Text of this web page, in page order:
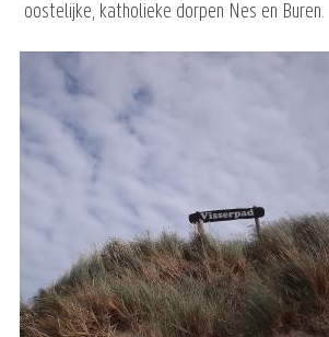
oostelijke, katholieke dorpen Nes en Buren.